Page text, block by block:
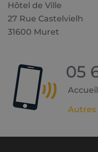
Hôtel de Ville
27 Rue Castelvielh
31600 Muret
05
Autres